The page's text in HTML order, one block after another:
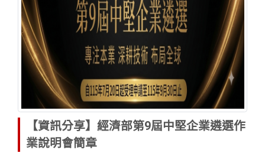
【資訊分享】經濟部第9屆中堅企業遴選作
業說明會簡章